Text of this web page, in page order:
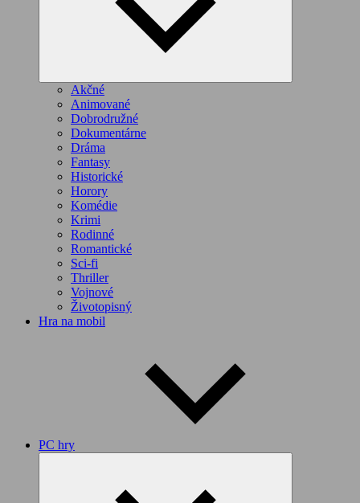
Akčné
Animované
Dobrodružné
Dokumentárne
Dráma
Fantasy
Historické
Horory
Komédie
Krimi
Rodinné
Romantické
Sci-fi
Thriller
Vojnové
Životopisný
Hra na mobil
PC hry